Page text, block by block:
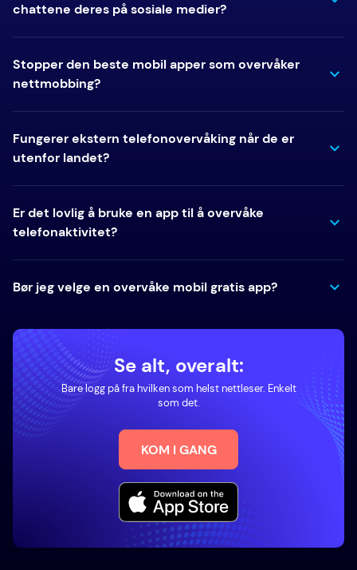
chattene deres på sosiale medier?
Stopper den beste mobil apper som overvåker
nettmobbing?
Fungerer ekstern telefonovervåking når de er
utenfor landet?
Er det lovlig å bruke en app til å overvåke
telefonaktivitet?
Bør jeg velge en overvåke mobil gratis app?
Se alt, overalt:
Bare logg på fra hvilken som helst nettleser. Enkelt
som det.
KOM I GANG